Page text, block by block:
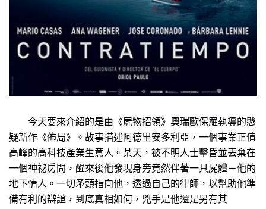
今天要來介紹的是由《屍物招領》奧瑞歐保羅執導的懸
疑新作《佈局》。故事描述阿德里安多利亞，一個事業正值
高峰的高科技產業生意人。某天，被不明人士擊昏並丟棄在
一個神祕房間，醒來後他發現身旁竟然伴著一具屍體－他的
地下情人。一切矛頭指向他，透過自己的律師，以幫助他準
備有利的辯證，到底真相如何，兇手是他還是另有其